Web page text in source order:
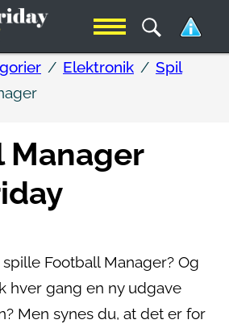
Elektronik
Spil
Manager
Football Manager? Og
hver gang en ny udgave
Men synes du, at det er for